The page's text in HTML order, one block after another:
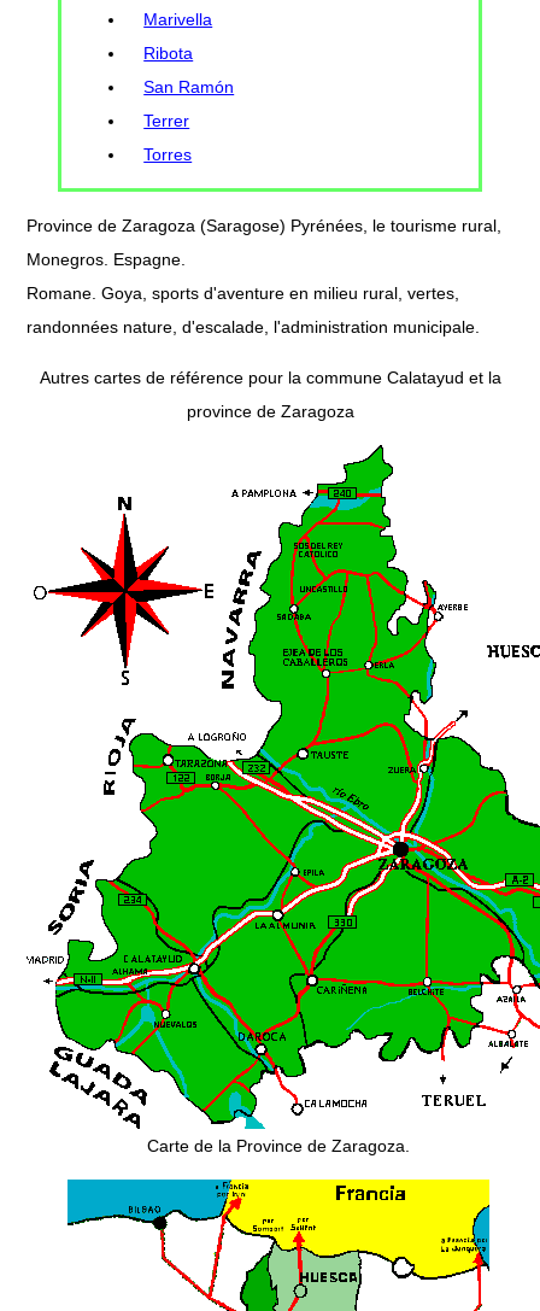
Marivella
Ribota
San Ramón
Terrer
Torres
Province de Zaragoza (Saragose) Pyrénées, le tourisme rural,
Monegros. Espagne.
Romane. Goya, sports d'aventure en milieu rural, vertes,
randonnées nature, d'escalade, l'administration municipale.
Autres cartes de référence pour la commune Calatayud et la
province de Zaragoza
Carte de la Province de Zaragoza.